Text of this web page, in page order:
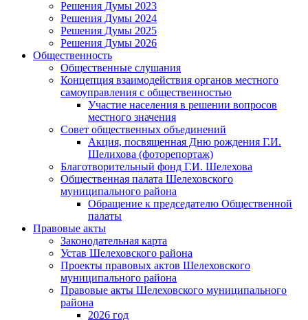
Решения Думы 2023
Решения Думы 2024
Решения Думы 2025
Решения Думы 2026
Общественность
Общественные слушания
Концепция взаимодействия органов местного
самоуправления с общественностью
Участие населения в решении вопросов
местного значения
Совет общественных объединений
Акция, посвященная Дню рождения Г.И.
Шелихова (фоторепортаж)
Благотворительный фонд Г.И. Шелехова
Общественная палата Шелеховского
муниципального района
Обращение к председателю Общественной
палаты
Правовые акты
Законодательная карта
Устав Шелеховского района
Проекты правовых актов Шелеховского
муниципального района
Правовые акты Шелеховского муниципального
района
2026 год